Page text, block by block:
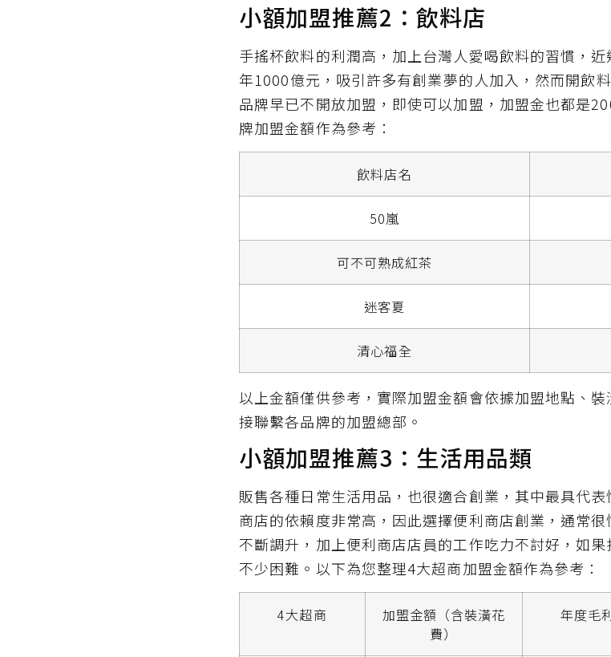
小額加盟推薦2：飲料店
手搖杯飲料的利潤高，加上台灣人愛喝飲料的習慣，
年1000億元，吸引許多有創業夢的人加入，然而開飲
品牌早已不開放加盟，即使可以加盟，加盟金也都是
牌加盟金額作為參考：
飲料店名
50嵐
可不可熟成紅茶
迷客夏
清心福全
以上金額僅供參考，實際加盟金額會依據加盟地點、
接聯繫各品牌的加盟總部。
小額加盟推薦3：生活用品類
販售各種日常生活用品，也很適合創業，其中最具代
商店的依賴度非常高，因此選擇便利商店創業，通常
不斷調升，加上便利商店店員的工作吃力不討好，如
不少困難。以下為您整理4大超商加盟金額作為參考：
4大超商
加盟金額（含裝潢花
費）
年度毛